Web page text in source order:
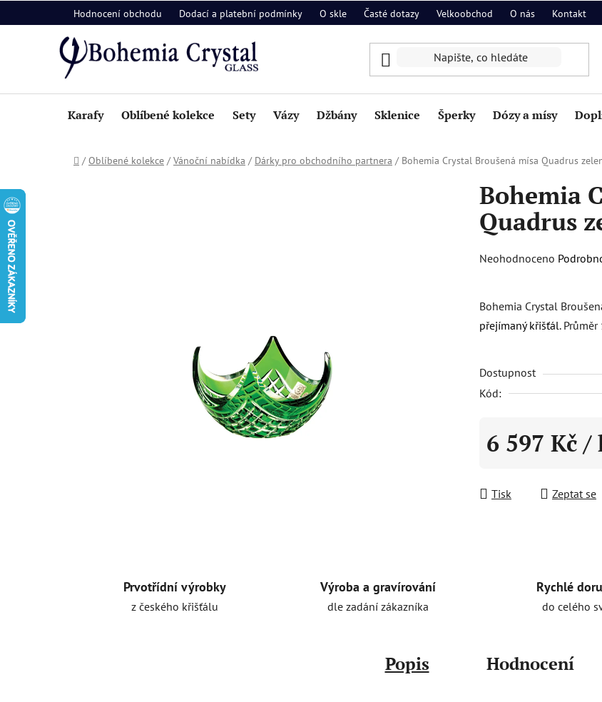
na
Hodnocení obchodu Dodací a platební podmínky O skle Časté dotazy Velkoobchod O nás Kontakt
Karafy Oblíbené kolekce Sety Vázy Džbány Sklenice Šperky Dózy a mísy
Domů
/ Oblíbené kolekce / Vánoční nabídka / Dárky pro obchodního partnera / Bohemia Crystal Broušená mísa Quadrus
Bohemia
Quadrus
Průměrné
je
0,0
5
hvězdiček.
Neohodnoceno
Bohemia Crystal
přejímaný křišťál.
Dostupnost
Kód:
6 597 Kč /
Tisk Zeptat se
Prvotřídní výrobky
z českého křišťálu
Výroba a gravírování
dle zadání zákazníka
Rychlé
do celého
Popis Hodnocení